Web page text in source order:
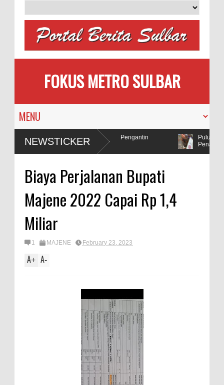
FOKUS METRO SULBAR
NEWSTICKERMAPIA Ajak Calon Pengantin
Tanam Pohon
Puluhan
Penadah
Biaya Perjalanan Bupati
Majene 2022 Capai Rp 1,4
Miliar
1 MAJENE February 23, 2023
A+ A-